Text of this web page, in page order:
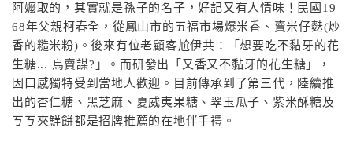
阿嬤取的，其實就是孫子的名子，好記又有人情味！民國19
68年父親柯春全，從鳳山市的五福市場爆米香、賣米仔麩(炒
香的糙米粉)。後來有位老顧客尬伊共：「想要吃不黏牙的花
生糖... 烏賣謀?」。而研發出「又香又不黏牙的花生糖」，
因口感獨特受到當地人歡迎。目前傳承到了第三代，陸續推
出的杏仁糖、黑芝麻、夏威夷果糖、翠玉瓜子、紫米酥糖及
ㄎㄎ夾鮮餅都是招牌推薦的在地伴手禮。